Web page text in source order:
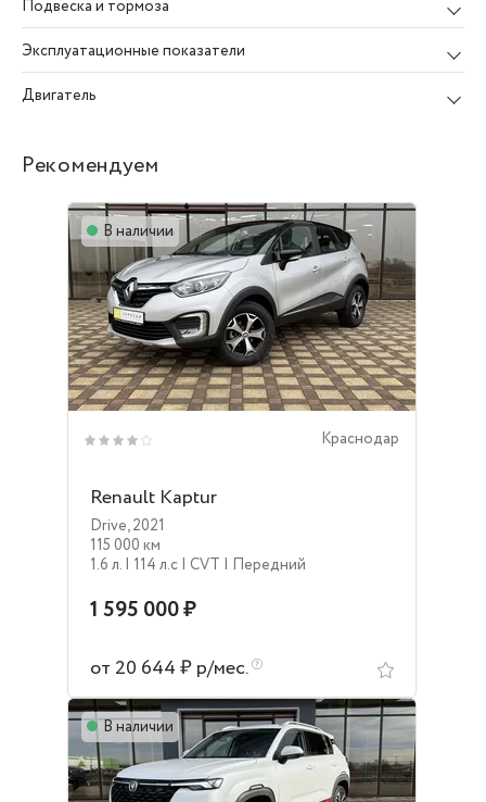
Подвеска и тормоза
Эксплуатационные показатели
Двигатель
Рекомендуем
В наличии
Краснодар
Renault Kaptur
Drive,2021
115 000 км
1.6 л. | 114 л.c | CVT | Передний
1 595 000 ₽
от 20 644 ₽ р/мес.
В наличии